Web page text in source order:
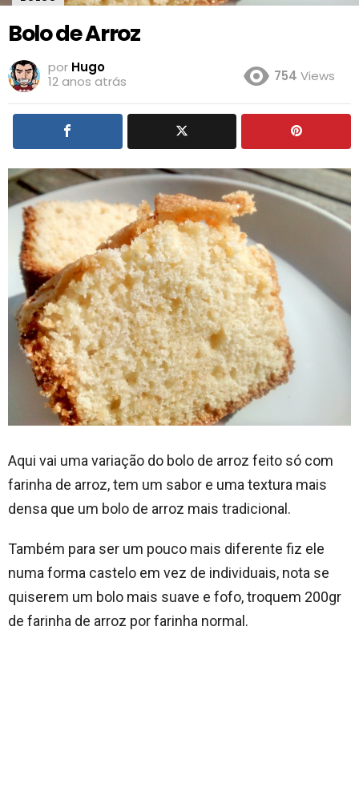
Bolo de Arroz
por Hugo
12 anos atrás
754 Views
Aqui vai uma variação do bolo de arroz feito só com
farinha de arroz, tem um sabor e uma textura mais
densa que um bolo de arroz mais tradicional.
Também para ser um pouco mais diferente fiz ele
numa forma castelo em vez de individuais, nota se
quiserem um bolo mais suave e fofo, troquem 200gr
de farinha de arroz por farinha normal.